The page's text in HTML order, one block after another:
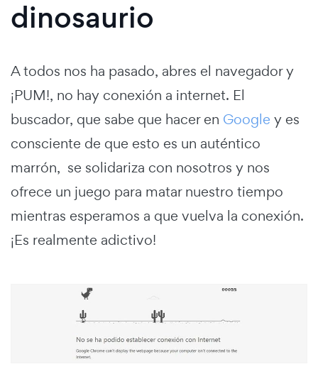
dinosaurio
A todos nos ha pasado, abres el navegador y
¡PUM!, no hay conexión a internet. El
buscador, que sabe que hacer en Google y es
consciente de que esto es un auténtico
marrón, se solidariza con nosotros y nos
ofrece un juego para matar nuestro tiempo
mientras esperamos a que vuelva la conexión.
¡Es realmente adictivo!